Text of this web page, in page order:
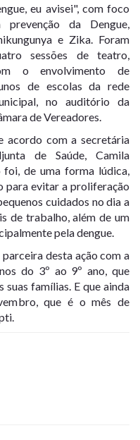
eu avisei", com foco
prevenção da Dengue,
e Zika. Foram
sessões de teatro,
o envolvimento de
de escolas da rede
no auditório da
de Vereadores.
acordo com a secretária
de Saúde, Camila
de uma forma lúdica,
para evitar a proliferação
cuidados no dia a
de trabalho, além de um
pela dengue.
desta ação com a
do 3º ao 9º ano, que
suas famílias. E que ainda
que é o mês de